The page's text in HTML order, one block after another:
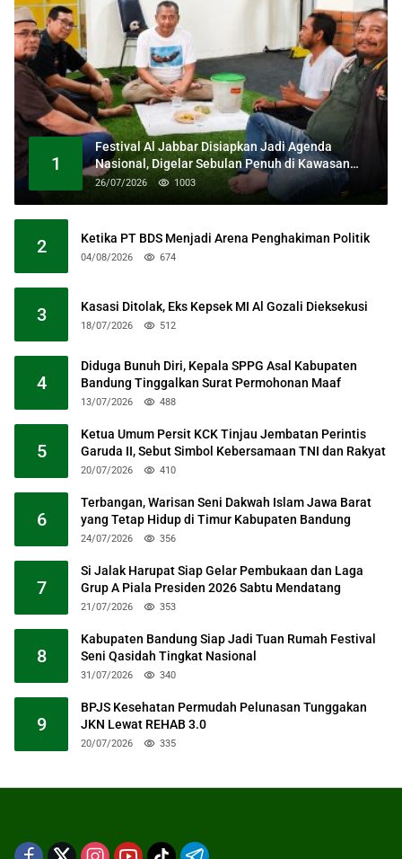
1
Festival Al Jabbar Disiapkan Jadi Agenda
Nasional, Digelar Sebulan Penuh di Kawasan
Masjid Raya Al Jabbar
26/07/2026 1003
2 Ketika PT BDS Menjadi Arena Penghakiman Politik
04/08/2026 674
3 Kasasi Ditolak, Eks Kepsek MI Al Gozali Dieksekusi
18/07/2026 512
4
Diduga Bunuh Diri, Kepala SPPG Asal Kabupaten
Bandung Tinggalkan Surat Permohonan Maaf
13/07/2026 488
5
Ketua Umum Persit KCK Tinjau Jembatan Perintis
Garuda II, Sebut Simbol Kebersamaan TNI dan Rakyat
20/07/2026 410
6
Terbangan, Warisan Seni Dakwah Islam Jawa Barat
yang Tetap Hidup di Timur Kabupaten Bandung
24/07/2026 356
7
Si Jalak Harupat Siap Gelar Pembukaan dan Laga
Grup A Piala Presiden 2026 Sabtu Mendatang
21/07/2026 353
8
Kabupaten Bandung Siap Jadi Tuan Rumah Festival
Seni Qasidah Tingkat Nasional
31/07/2026 340
9
BPJS Kesehatan Permudah Pelunasan Tunggakan
JKN Lewat REHAB 3.0
20/07/2026 335